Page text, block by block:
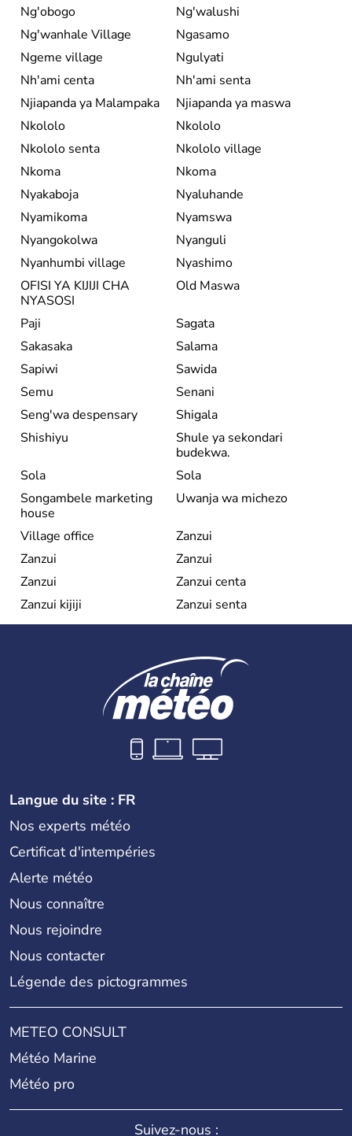
Ng'obogo
Ng'walushi
Ng'wanhale Village
Ngasamo
Ngeme village
Ngulyati
Nh'ami centa
Nh'ami senta
Njiapanda ya Malampaka
Njiapanda ya maswa
Nkololo
Nkololo
Nkololo senta
Nkololo village
Nkoma
Nkoma
Nyakaboja
Nyaluhande
Nyamikoma
Nyamswa
Nyangokolwa
Nyanguli
Nyanhumbi village
Nyashimo
OFISI YA KIJIJI CHA
NYASOSI
Old Maswa
Paji
Sagata
Sakasaka
Salama
Sapiwi
Sawida
Semu
Senani
Seng'wa despensary
Shigala
Shishiyu
Shule ya sekondari
budekwa.
Sola
Sola
Songambele marketing
house
Uwanja wa michezo
Village office
Zanzui
Zanzui
Zanzui
Zanzui
Zanzui centa
Zanzui kijiji
Zanzui senta
Langue du site : FR
Nos experts météo
Certificat d'intempéries
Alerte météo
Nous connaître
Nous rejoindre
Nous contacter
Légende des pictogrammes
METEO CONSULT
Météo Marine
Météo pro
Suivez-nous :